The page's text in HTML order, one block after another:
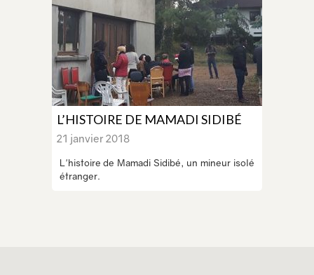
L’HISTOIRE DE MAMADI SIDIBÉ
21 janvier 2018
L'histoire de Mamadi Sidibé, un mineur isolé
étranger.